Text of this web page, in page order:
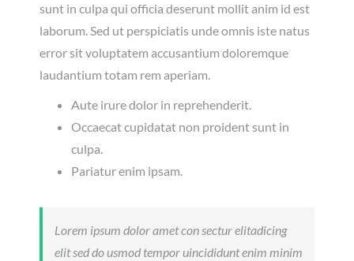
sunt in culpa qui officia deserunt mollit anim id est
laborum. Sed ut perspiciatis unde omnis iste natus
error sit voluptatem accusantium doloremque
laudantium totam rem aperiam.
Aute irure dolor in reprehenderit.
Occaecat cupidatat non proident sunt in
culpa.
Pariatur enim ipsam.
Lorem ipsum dolor amet con sectur elitadicing
elit sed do usmod tempor uincididunt enim minim